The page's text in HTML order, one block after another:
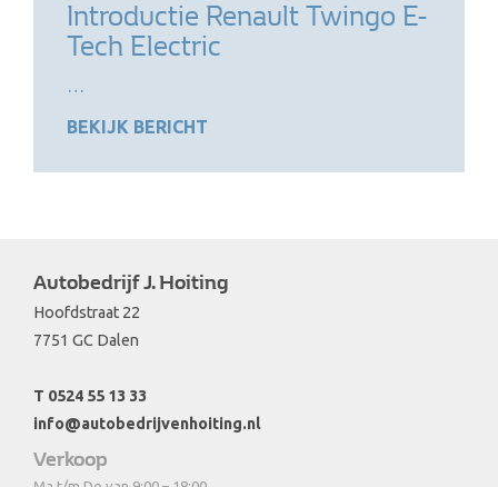
Introductie Renault Twingo E-
Tech Electric
…
BEKIJK BERICHT
Autobedrijf J. Hoiting
Hoofdstraat 22
7751 GC Dalen
T 0524 55 13 33
info@autobedrijvenhoiting.nl
Verkoop